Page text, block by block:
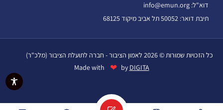
דוא"ל: info@emun.org
תיבת דואר: 50052 תל אביב מיקוד 68125
כל הזכויות שמורות © 2026 לאמון הציבור - חברה לתועלת הציבור (מלכ"ר)
Made with
❤ by DIGITA